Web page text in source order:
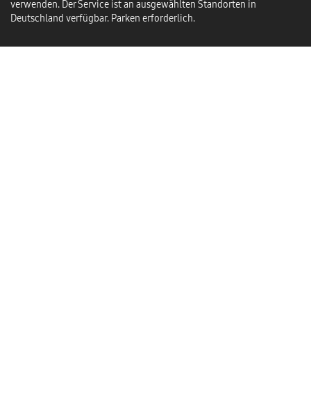
verwenden. Der Service ist an ausgewählten Standorten in
Deutschland verfügbar. Parken erforderlich.